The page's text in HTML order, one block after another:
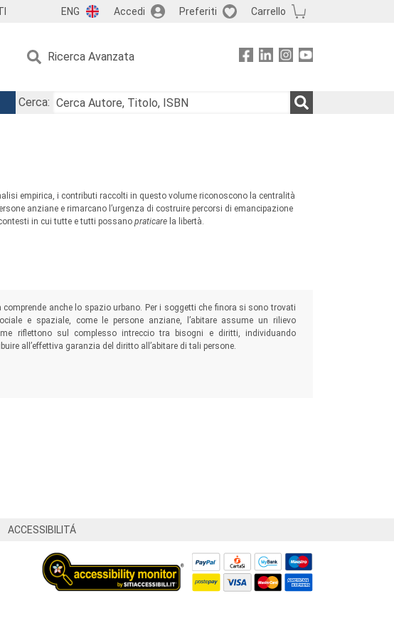
ENG Accedi Preferiti Carrello
Ricerca Avanzata
Cerca:
empirica, i contributi raccolti in questo volume riconoscono la centralità
anziane e rimarcano l’urgenza di costruire percorsi di emancipazione
in cui tutte e tutti possano praticarela libertà.
comprende anche lo spazio urbano. Per i soggetti che finora si sono trovati
e spaziale, come le persone anziane, l’abitare assume un rilievo
riflettono sul complesso intreccio tra bisogni e diritti, individuando
all’effettiva garanzia del diritto all’abitare di tali persone.
ACCESSIBILITÁ